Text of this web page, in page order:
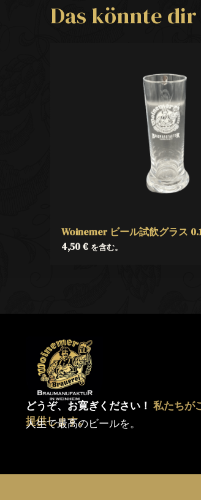
Das könnte
Woinemer ビール試飲グラス
4,50€ を含む。
どうぞ、お寛ぎください！ 私たちが
提供します。
人生で最高のビールを。